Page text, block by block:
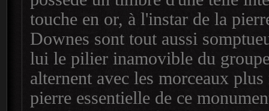
touche en or, à l'instar de la
Downes sont tout aussi
lui le pilier inamovible du
alternent avec les morceaux
pierre essentielle de ce